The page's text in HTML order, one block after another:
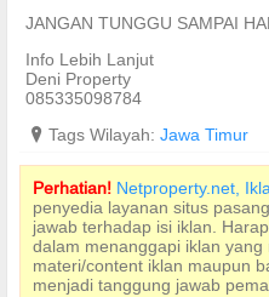
JANGAN TUNGGU SAMPAI
Info Lebih Lanjut
Deni Property
085335098784
? Tags Wilayah: Jawa Timur
Perhatian! Netproperty.net,
penyedia layanan situs
jawab terhadap isi iklan.
dalam menanggapi iklan yang
materi/content iklan maupun
menjadi tanggung jawab